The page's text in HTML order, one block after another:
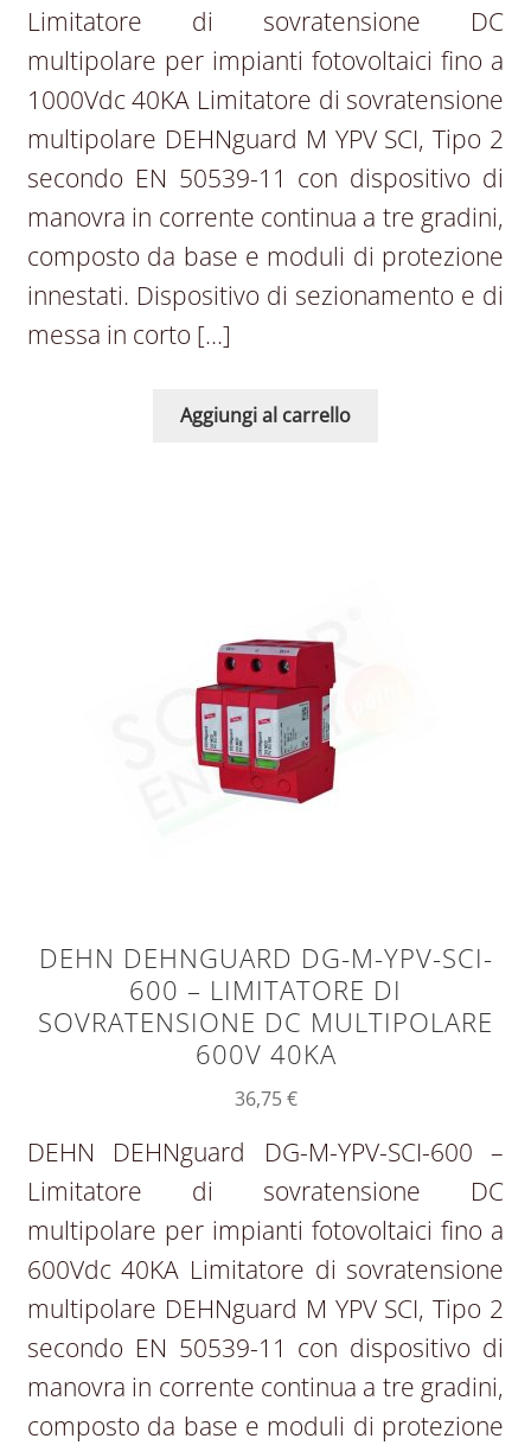
Limitatore di sovratensione DC
multipolare per impianti fotovoltaici fino a
1000Vdc 40KA Limitatore di sovratensione
multipolare DEHNguard M YPV SCI, Tipo 2
secondo EN 50539-11 con dispositivo di
manovra in corrente continua a tre gradini,
composto da base e moduli di protezione
innestati. Dispositivo di sezionamento e di
messa in corto […]
Aggiungi al carrello
DEHN DEHNGUARD DG-M-YPV-SCI-
600 – LIMITATORE DI
SOVRATENSIONE DC MULTIPOLARE
600V 40KA
36,75€
DEHN DEHNguard DG-M-YPV-SCI-600 –
Limitatore di sovratensione DC
multipolare per impianti fotovoltaici fino a
600Vdc 40KA Limitatore di sovratensione
multipolare DEHNguard M YPV SCI, Tipo 2
secondo EN 50539-11 con dispositivo di
manovra in corrente continua a tre gradini,
composto da base e moduli di protezione